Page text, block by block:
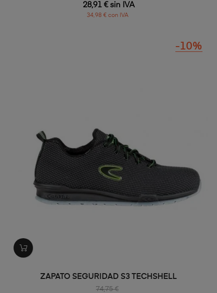
28,91 € sin IVA
34,98 € con IVA
ZAPATO SEGURIDAD S3 TECHSHELL
74,75 €
-10%